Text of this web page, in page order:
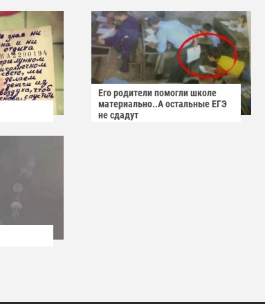
Его родители помогли школе
материально..А остальные ЕГЭ
не сдадут